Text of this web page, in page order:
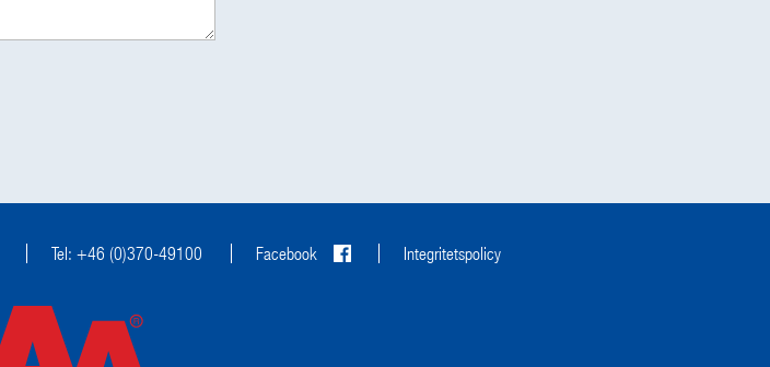
Tel: +46 (0)370-49100 Facebook Integritetspolicy